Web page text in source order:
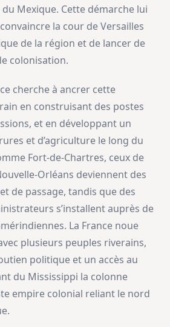
du Mexique. Cette démarche lui
la cour de Versailles
de la région et de lancer de
colonisation.
cherche à ancrer cette
en construisant des postes
et en développant un
et d’agriculture le long du
Fort‑de‑Chartres, ceux de
deviennent des
de passage, tandis que des
s’installent auprès de
La France noue
plusieurs peuples riverains,
politique et un accès au
du Mississippi la colonne
empire colonial reliant le nord